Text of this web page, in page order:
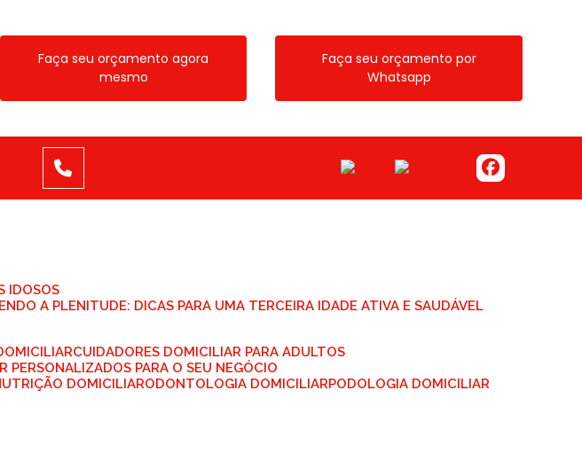
Faça seu orçamento agora
mesmo
Faça seu orçamento por
Whatsapp
IDOSOS
A PLENITUDE: DICAS PARA UMA TERCEIRA IDADE ATIVA E SAUDÁVEL
CUIDADORES DOMICILIAR PARA ADULTOS
PERSONALIZADOS PARA O SEU NEGÓCIO
NUTRIÇÃO DOMICILIAR ODONTOLOGIA DOMICILIAR PODOLOGIA DOMICILIAR